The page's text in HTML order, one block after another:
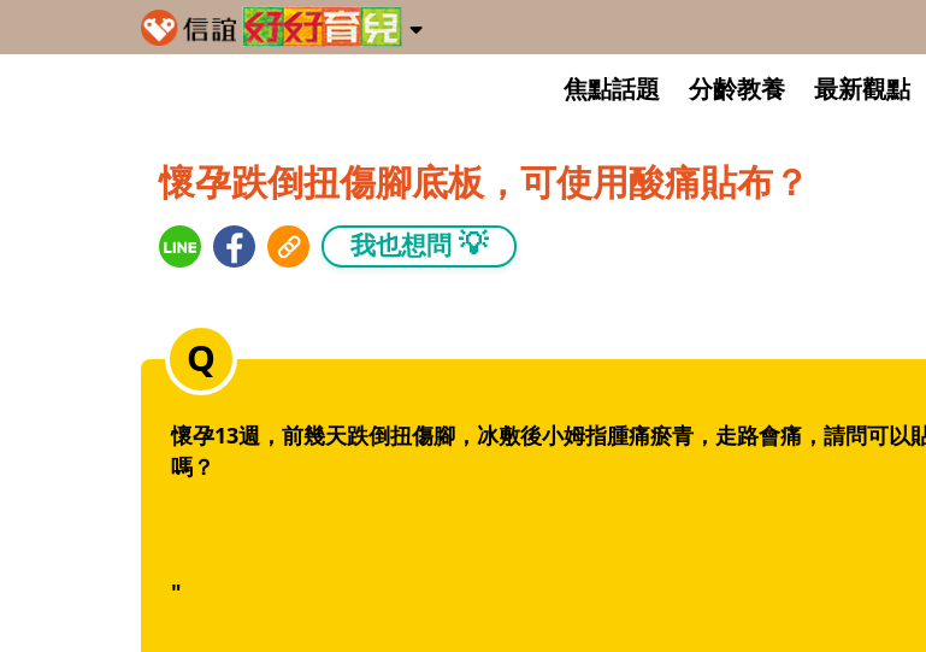
焦點話題 分齡教養 最新觀點
懷孕跌倒扭傷腳底板，可使用酸痛貼布？
我也想問 💡
懷孕13週，前幾天跌倒扭傷腳，冰敷後小姆指腫痛瘀青，走路會痛，請問可以
嗎？‭ ‬
"
寶貝即將
和教育專
生活及團